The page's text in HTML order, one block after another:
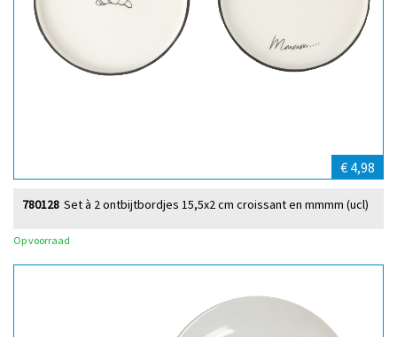
€ 4,98
Set à 2 ontbijtbordjes 15,5x2 cm croissant en mmmm (ucl)
780128
Op voorraad